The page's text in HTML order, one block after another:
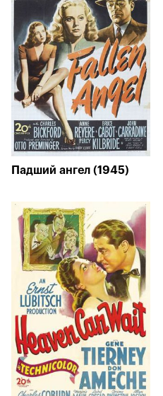
Падший ангел (1945)